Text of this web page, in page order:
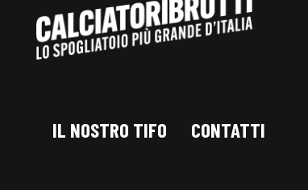
IL NOSTRO TIFO CONTATTI